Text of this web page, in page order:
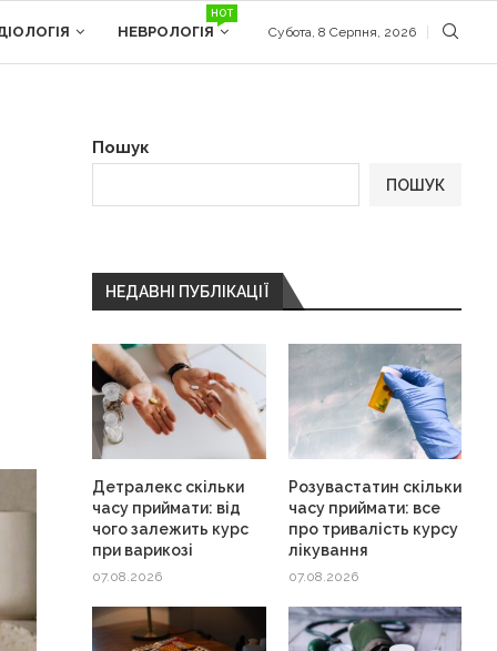
НЕВРОЛОГІЯ
HOT
Субота, 8 Серпня, 2026
Пошук
ПОШУК
НЕДАВНІ ПУБЛІКАЦІЇ
Детралекс скільки
часу приймати: від
чого залежить курс
при варикозі
07.08.2026
Розувастатин скільки
часу приймати: все
про тривалість курсу
лікування
07.08.2026